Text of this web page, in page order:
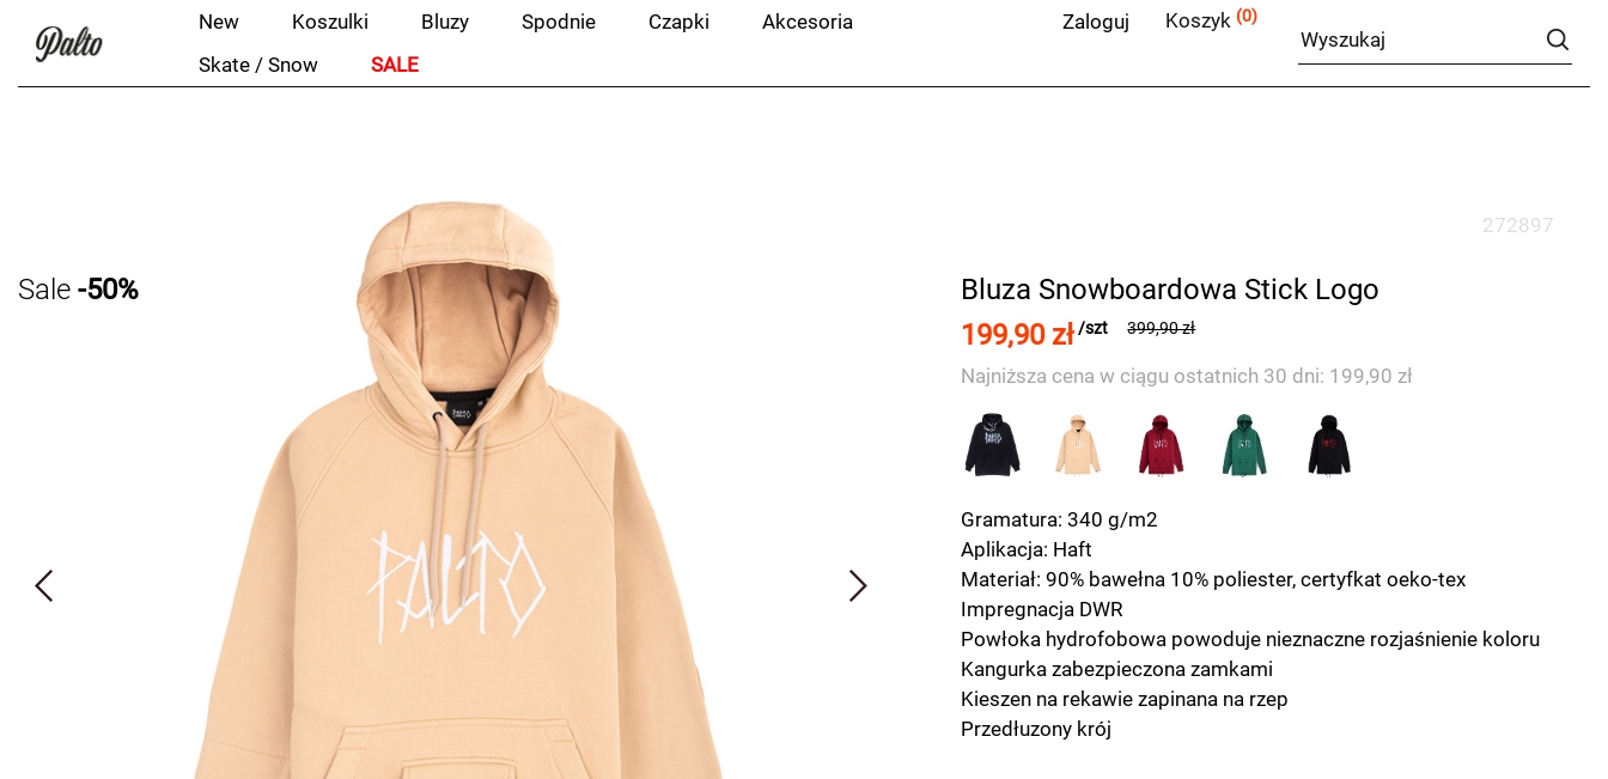
Koszyk (0)
Zaloguj
New Koszulki Bluzy Spodnie Czapki
Akcesoria
Skate / Snow
SALE
Sale -50% Bluza Snowboardowa Stick Logo
272897
199,90 zł /szt 399,90 zł
Najniższa cena w ciągu ostatnich 30 dni: 199,90 zł
Gramatura: 340 g/m2
Aplikacja: Haft
Materiał: 90% bawełna 10% poliester, certyfkat oeko-tex
Impregnacja DWR
Powłoka hydrofobowa powoduje nieznaczne rozjaśnienie koloru
Kangurka zabezpieczona zamkami
Kieszen na rekawie zapinana na rzep
Przedłuzony krój